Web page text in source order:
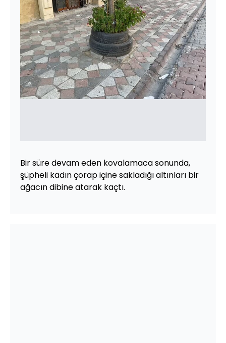
Bir süre devam eden kovalamaca sonunda,
şüpheli kadın çorap içine sakladığı altınları bir
ağacın dibine atarak kaçtı.